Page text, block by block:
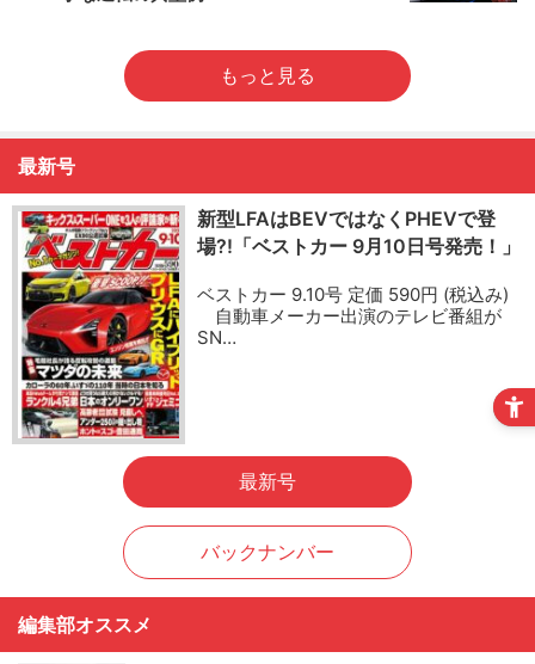
もっと見る
最新号
新型LFAはBEVではなくPHEVで登
場?!「ベストカー 9月10日号発売！」
ベストカー 9.10号 定価 590円 (税込み)
自動車メーカー出演のテレビ番組が
SN…
最新号
バックナンバー
編集部オススメ